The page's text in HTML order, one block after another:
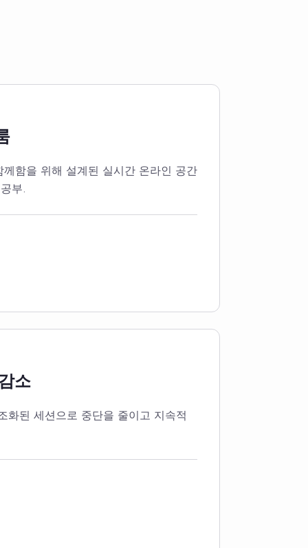
함을 위해 설계된 실시간 온라인 공간
부.
소
화된 세션으로 중단을 줄이고 지속적